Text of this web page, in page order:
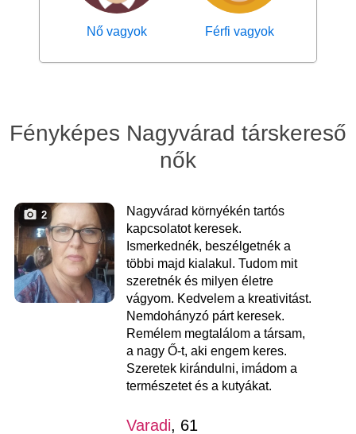
Nő vagyok Férfi vagyok
Fényképes Nagyvárad társkereső
nők
2
Nagyvárad környékén tartós
kapcsolatot keresek.
Ismerkednék, beszélgetnék a
többi majd kialakul. Tudom mit
szeretnék és milyen életre
vágyom. Kedvelem a kreativitást.
Nemdohányzó párt keresek.
Remélem megtalálom a társam,
a nagy Ő-t, aki engem keres.
Szeretek kirándulni, imádom a
természetet és a kutyákat.
Varadi, 61